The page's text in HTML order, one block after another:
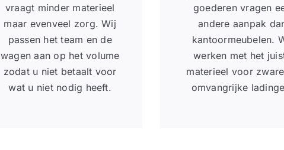
vraagt minder materieel
maar evenveel zorg. Wij
passen het team en de
wagen aan op het volume
zodat u niet betaalt voor
wat u niet nodig heeft.
goederen vragen
andere aanpak
kantoormeubelen.
werken met het
materieel voor
omvangrijke